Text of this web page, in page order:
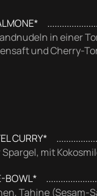
in einer
und Cherry-
CURRY*
mit
BOWL*
Tahine